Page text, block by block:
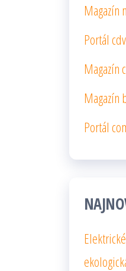
Magazín
Portál
Magazín
Magazín
Portál